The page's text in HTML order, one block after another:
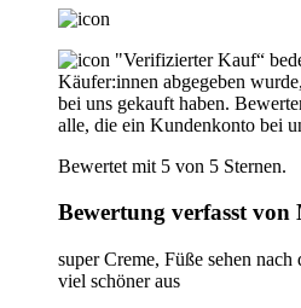
"Verifizierter Kauf“
Käufer:innen abgegeben
bei uns gekauft haben.
alle, die ein Kundenkonto bei
Bewertet mit 5 von 5 Sternen.
Bewertung verfasst von
super Creme, Füße sehen
viel schöner aus